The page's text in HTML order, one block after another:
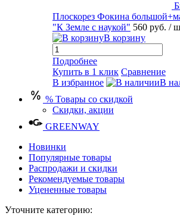
Плоскорез Фокина
"К Земле с наукой" 560 руб. /
В корзину
Подробнее
Купить в 1 клик Сравнение
В избранное
В
% Товары со скидкой
Скидки, акции
GREENWAY
Новинки
Популярные товары
Распродажи и скидки
Рекомендуемые товары
Уцененные товары
Уточните категорию: